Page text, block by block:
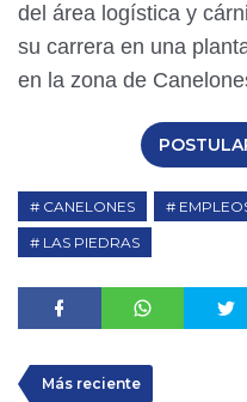
del área logística y
su carrera en una
en la zona de
CANELONES
LAS PIEDRAS
Más reciente